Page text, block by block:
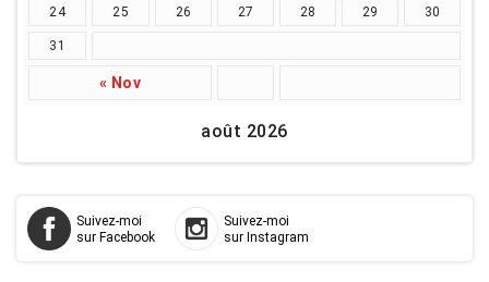
août 2026
« Nov
24 25 26 27 28 29 30
31
Suivez-moi
sur Facebook
Suivez-moi
sur Instagram